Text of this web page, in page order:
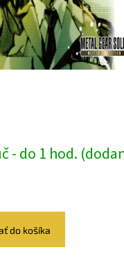
- do 1 hod.
do košíka